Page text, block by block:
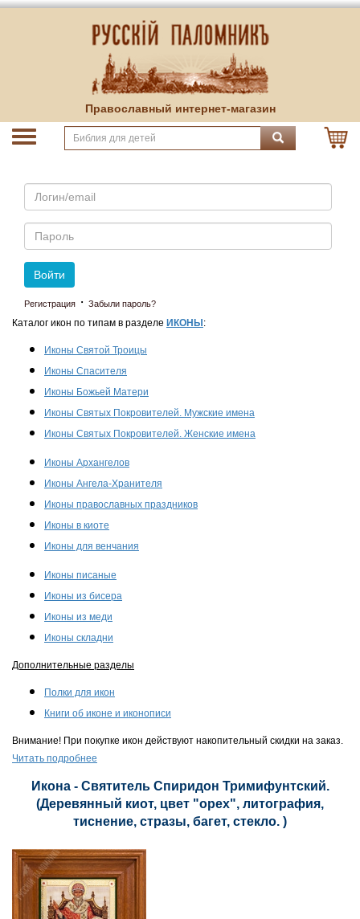
Православный интернет-магазин
Email
Пароль
Войти
Регистрация · Забыли пароль?
Каталог икон по типам в разделе ИКОНЫ :
Иконы Святой Троицы
Иконы Спасителя
Иконы Божьей Матери
Иконы Святых Покровителей. Мужские имена
Иконы Святых Покровителей. Женские имена
Иконы Архангелов
Иконы Ангела-Хранителя
Иконы православных праздников
Иконы в киоте
Иконы для венчания
Иконы писаные
Иконы из бисера
Иконы из меди
Иконы складни
Дополнительные разделы
Полки для икон
Книги об иконе и иконописи
Внимание! При покупке икон действуют накопительный скидки на заказ.
Читать подробнее
Икона - Святитель Спиридон Тримифунтский.
(Деревянный киот, цвет "орех", литография,
тиснение, стразы, багет, стекло. )